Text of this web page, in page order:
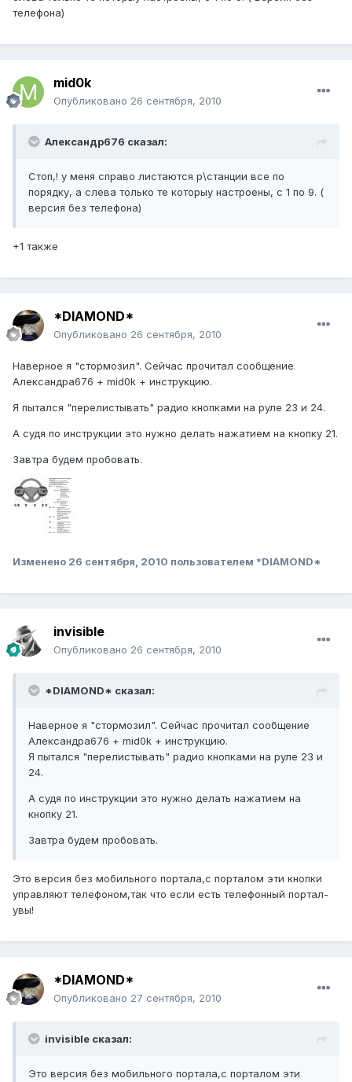
телефона)
mid0k
Опубликовано 26 сентября, 2010
Александр676 сказал:
Стоп,! у меня справо листаются р\станции все по
порядку, а слева только те которыу настроены, с 1 по 9. (
версия без телефона)
+1 также
*DIAMOND*
Опубликовано 26 сентября, 2010
Наверное я "стормозил". Сейчас прочитал сообщение
Александра676 + mid0k + инструкцию.
Я пытался "перелистывать" радио кнопками на рулe 23 и 24.
А судя по инструкции это нужно делать нажатием на кнопку 21.
Завтра будем пробовать.
Изменено 26 сентября, 2010 пользователем *DIAMOND*
invisible
Опубликовано 26 сентября, 2010
*DIAMOND* сказал:
Наверное я "стормозил". Сейчас прочитал сообщение
Александра676 + mid0k + инструкцию.
Я пытался "перелистывать" радио кнопками на рулe 23 и
24.
А судя по инструкции это нужно делать нажатием на
кнопку 21.
Завтра будем пробовать.
Это версия без мобильного портала,с порталом эти кнопки
управляют телефоном,так что если есть телефонный портал-
увы!
*DIAMOND*
Опубликовано 27 сентября, 2010
invisible сказал:
Это версия без мобильного портала,с порталом эти